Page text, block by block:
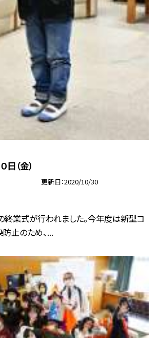
（金）
更新日 2020/10/30
終業式が行われました。今年度は新型コ
止のため、...